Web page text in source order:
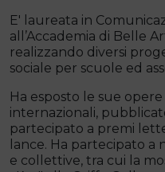
E' laureata in
all’Accademia di Belle
realizzando diversi
sociale per scuole ed
Ha esposto le sue
internazionali,
partecipato a premi
lance. Ha partecipato
e collettive, tra cui la